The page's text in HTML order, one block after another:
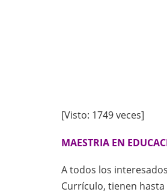
[Visto: 1749 veces]
MAESTRIA EN
A todos los
Currículo, tienen hasta